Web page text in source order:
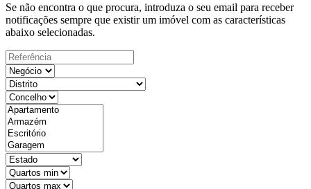
Se não encontra o que procura, introduza o seu email para receber
notificações sempre que existir um imóvel com as características
abaixo selecionadas.